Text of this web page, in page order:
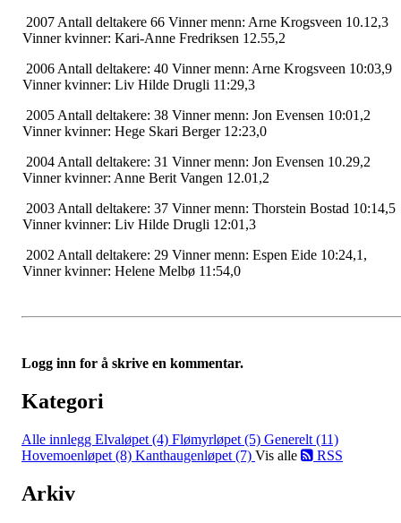
2007 Antall deltakere 66 Vinner menn: Arne Krogsveen 10.12,3
Vinner kvinner: Kari-Anne Fredriksen 12.55,2
2006 Antall deltakere: 40 Vinner menn: Arne Krogsveen 10:03,9
Vinner kvinner: Liv Hilde Drugli 11:29,3
2005 Antall deltakere: 38 Vinner menn: Jon Evensen 10:01,2
Vinner kvinner: Hege Skari Berger 12:23,0
2004 Antall deltakere: 31 Vinner menn: Jon Evensen 10.29,2
Vinner kvinner: Anne Berit Vangen 12.01,2
2003 Antall deltakere: 37 Vinner menn: Thorstein Bostad 10:14,5
Vinner kvinner: Liv Hilde Drugli 12:01,3
2002 Antall deltakere: 29 Vinner menn: Espen Eide 10:24,1,
Vinner kvinner: Helene Melbø 11:54,0
Logg inn for å skrive en kommentar.
Kategori
Alle innlegg Elvaløpet (4) Flømyrløpet (5) Generelt (11)
Hovemoenløpet (8) Kanthaugenløpet (7) Vis alle RSS
Arkiv